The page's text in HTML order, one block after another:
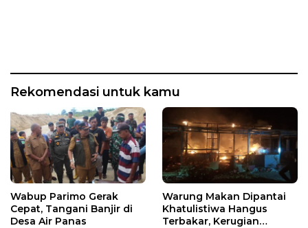
Rekomendasi untuk kamu
Wabup Parimo Gerak
Cepat, Tangani Banjir di
Desa Air Panas
Warung Makan Dipantai
Khatulistiwa Hangus
Terbakar, Kerugian